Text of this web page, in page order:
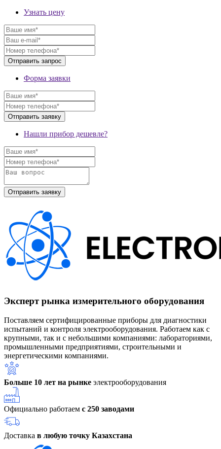
Узнать цену
Форма заявки
Нашли прибор дешевле?
Эксперт рынка измерительного оборудования
Поставляем сертифицированные приборы для диагностики
испытаний и контроля электрооборудования. Работаем как с
крупными, так и с небольшими компаниями: лабораториями,
промышленными предприятиями, строительными и
энергетическими компаниями.
Больше 10 лет на рынке электрооборудования
Официально работаем с 250 заводами
Доставка в любую точку Казахстана